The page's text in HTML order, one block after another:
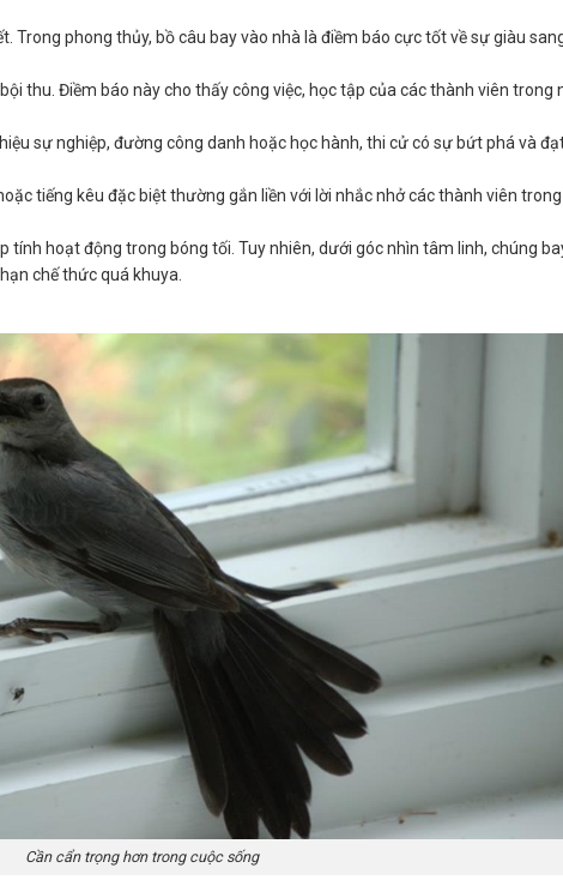
Trong phong thủy, bồ câu bay vào nhà là điềm báo cực tốt về sự giàu
thu. Điềm báo này cho thấy công việc, học tập của các thành viên trong
sự nghiệp, đường công danh hoặc học hành, thi cử có sự bứt phá và
tiếng kêu đặc biệt thường gắn liền với lời nhắc nhở các thành viên
tính hoạt động trong bóng tối. Tuy nhiên, dưới góc nhìn tâm linh, chúng
chế thức quá khuya.
Cần cẩn trọng hơn trong cuộc sống